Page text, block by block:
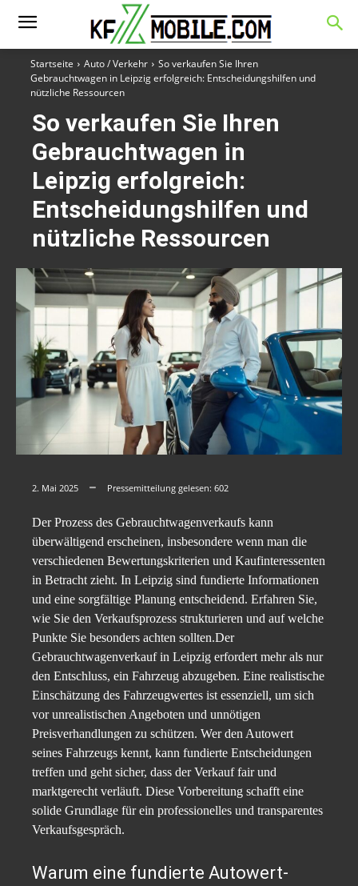
Startseite Auto / Verkehr
So verkaufen Sie Ihren
Gebrauchtwagen in Leipzig erfolgreich: Entscheidungshilfen und
nützliche Ressourcen
So verkaufen Sie Ihren
Gebrauchtwagen in
Leipzig erfolgreich:
Entscheidungshilfen und
nützliche Ressourcen
2. Mai 2025 Pressemitteilung gelesen: 602
Der Prozess des Gebrauchtwagenverkaufs kann
überwältigend erscheinen, insbesondere wenn man die
verschiedenen Bewertungskriterien und Kaufinteressenten
in Betracht zieht. In Leipzig sind fundierte Informationen
und eine sorgfältige Planung entscheidend. Erfahren Sie,
wie Sie den Verkaufsprozess strukturieren und auf welche
Punkte Sie besonders achten sollten.Der
Gebrauchtwagenverkauf in Leipzig erfordert mehr als nur
den Entschluss, ein Fahrzeug abzugeben. Eine realistische
Einschätzung des Fahrzeugwertes ist essenziell, um sich
vor unrealistischen Angeboten und unnötigen
Preisverhandlungen zu schützen. Wer den Autowert
seines Fahrzeugs kennt, kann fundierte Entscheidungen
treffen und geht sicher, dass der Verkauf fair und
marktgerecht verläuft. Diese Vorbereitung schafft eine
solide Grundlage für ein professionelles und transparentes
Verkaufsgespräch.
Warum eine fundierte Autowert-